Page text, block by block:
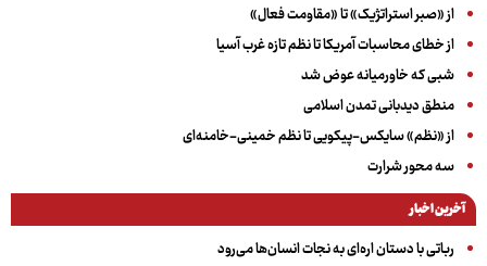
از «صبر استراتژیک» تا «مقاومت فعال»
از خطای محاسبات آمریکا تا نظم تازه غرب آسیا
شبی که خاورمیانه عوض شد
منطق دیدبانی تمدن اسلامی
از «نظم» سایکس-پیکویی تا نظم خمینی-خامنه‌ای
سه‌ محور شرارت
آخرین اخبار
رباتی با دستان اره‌ای به نجات انسان‌ها می‌رود